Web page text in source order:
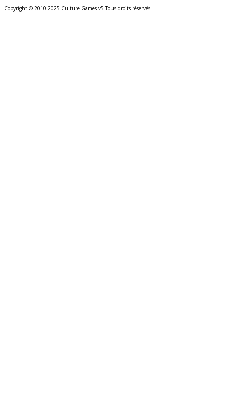
Copyright © 2010-2025 Culture Games v5 Tous droits réservés.